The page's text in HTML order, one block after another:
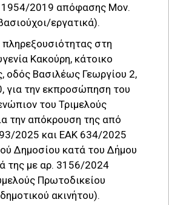
1954/2019 απόφασης Μον.
εργατικά).
στη
Κακούρη, κάτοικο
οδός Βασιλέως Γεωργίου 2,
για την εκπροσώπηση του
του Τριμελούς
την απόκρουση της από
2025 και ΕΑΚ 634/2025
Δημοσίου κατά του Δήμου
της με αρ. 3156/2024
Πρωτοδικείου
ακινήτου).